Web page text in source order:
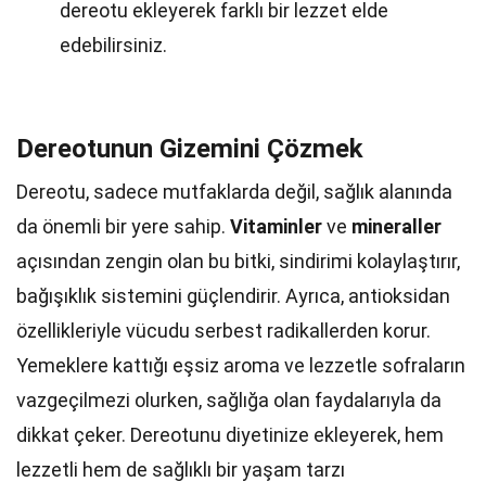
dereotu ekleyerek farklı bir lezzet elde
edebilirsiniz.
Dereotunun Gizemini Çözmek
Dereotu, sadece mutfaklarda değil, sağlık alanında
da önemli bir yere sahip. Vitaminlerve mineraller
açısından zengin olan bu bitki, sindirimi kolaylaştırır,
bağışıklık sistemini güçlendirir. Ayrıca, antioksidan
özellikleriyle vücudu serbest radikallerden korur.
Yemeklere kattığı eşsiz aroma ve lezzetle sofraların
vazgeçilmezi olurken, sağlığa olan faydalarıyla da
dikkat çeker. Dereotunu diyetinize ekleyerek, hem
lezzetli hem de sağlıklı bir yaşam tarzı